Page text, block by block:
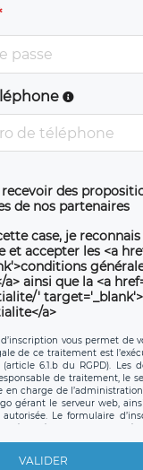
des
de nos partenaires
case, je
et accepter les <a
ainsi que la <a
'
a>
vous permet de
de ce traitement est
6.1.b du RGPD). Les
de traitement, le
en charge de
gérant le serveur web,
Le formulaire
protection conformes au
étant entendu que
VALIDER